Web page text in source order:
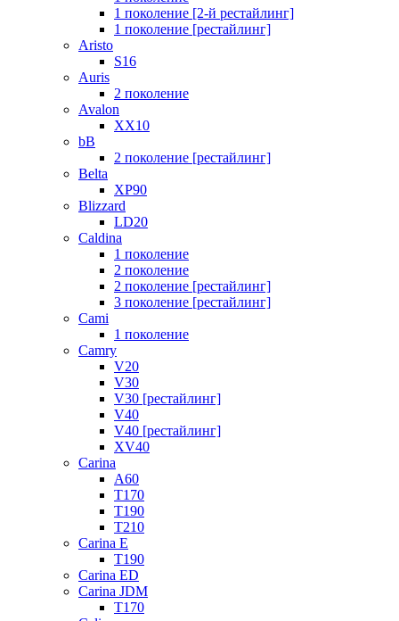
1 поколение [2-й рестайлинг]
1 поколение [рестайлинг]
Aristo
S16
Auris
2 поколение
Avalon
XX10
bB
2 поколение [рестайлинг]
Belta
XP90
Blizzard
LD20
Caldina
1 поколение
2 поколение
2 поколение [рестайлинг]
3 поколение [рестайлинг]
Cami
1 поколение
Camry
V20
V30
V30 [рестайлинг]
V40
V40 [рестайлинг]
XV40
Carina
A60
T170
T190
T210
Carina E
T190
Carina ED
Carina JDM
T170